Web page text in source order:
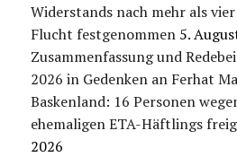
Widerstands nach mehr als
Flucht festgenommen 5.
Zusammenfassung und
2026 in Gedenken an Ferhat
Baskenland: 16 Personen
ehemaligen ETA-Häftlings
2026